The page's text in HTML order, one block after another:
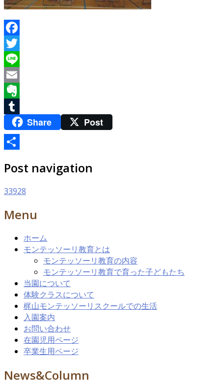
Facebook
Twitter
Line
Email
Evernote
TumblrShare Post
有
Post navigation
33928
Menu
ホーム
モンテッソーリ教育とは
モンテッソーリ教育の内容
モンテッソーリ教育で育った子どもたち
当園について
体験クラスについて
梶山モンテッソーリスクールでの生活
入園案内
お問い合わせ
在園児用ページ
卒業生用ページ
News&Column